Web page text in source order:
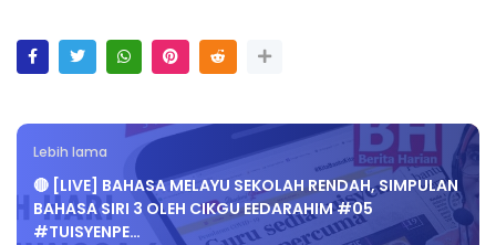
Lebih lama
🔴 [LIVE] BAHASA MELAYU SEKOLAH RENDAH, SIMPULAN
BAHASA SIRI 3 OLEH CIKGU EEDARAHIM #05
#TUISYENPE…